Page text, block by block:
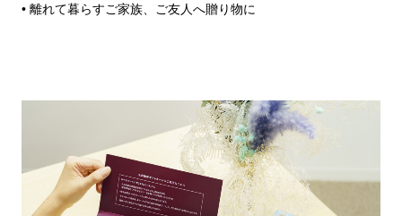
• 離れて暮らすご家族、ご友人へ贈り物に